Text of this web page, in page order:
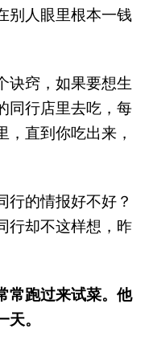
别人眼里根本一钱
诀窍，如果要想生
同行店里去吃，每
直到你吃出来，
行的情报好不好？
行却不这样想，昨
常跑过来试菜。他
。